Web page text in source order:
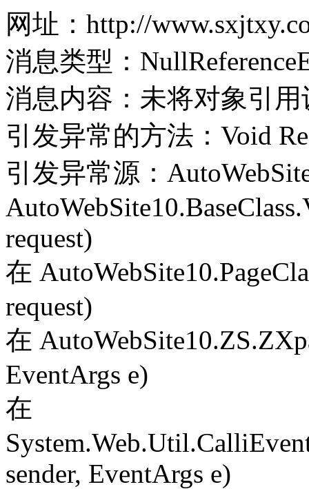
网址：http://
消息类型：
消息内容：未将对象引
引发异常的方法：Void
引发异常源：
request)
在
request)
在
EventArgs e)
在
sender, EventArgs e)